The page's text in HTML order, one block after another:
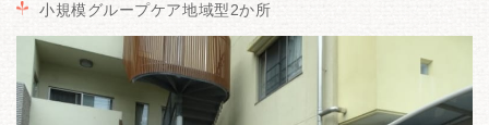
小規模グループケア地域型2か所